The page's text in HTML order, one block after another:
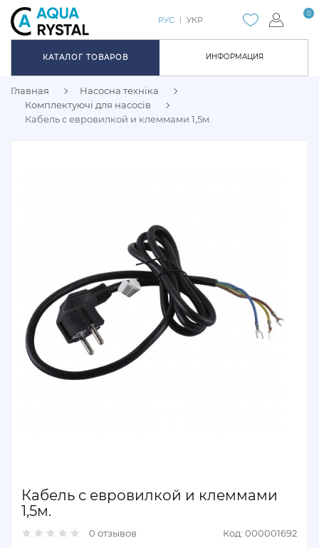
ИНФОРМАЦИЯ
0
РУС УКР
КАТАЛОГ ТОВАРОВ
Главная
Насосна техніка
Комплектуючі для насосів
Кабель с евровилкой и клеммами 1,5м.
Кабель с евровилкой и клеммами
1,5м.
0 отзывов
Код: 000001692